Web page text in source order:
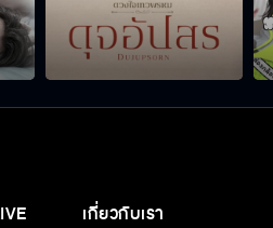
เกี่ยวกับเรา